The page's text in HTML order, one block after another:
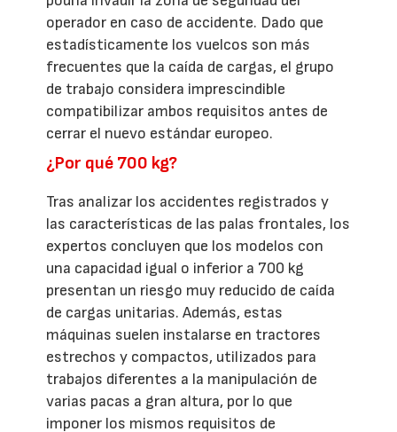
operador en caso de accidente. Dado que
estadísticamente los vuelcos son más
frecuentes que la caída de cargas, el grupo
de trabajo considera imprescindible
compatibilizar ambos requisitos antes de
cerrar el nuevo estándar europeo.
¿Por qué 700 kg?
Tras analizar los accidentes registrados y
las características de las palas frontales, los
expertos concluyen que los modelos con
una capacidad igual o inferior a 700 kg
presentan un riesgo muy reducido de caída
de cargas unitarias. Además, estas
máquinas suelen instalarse en tractores
estrechos y compactos, utilizados para
trabajos diferentes a la manipulación de
varias pacas a gran altura, por lo que
imponer los mismos requisitos de